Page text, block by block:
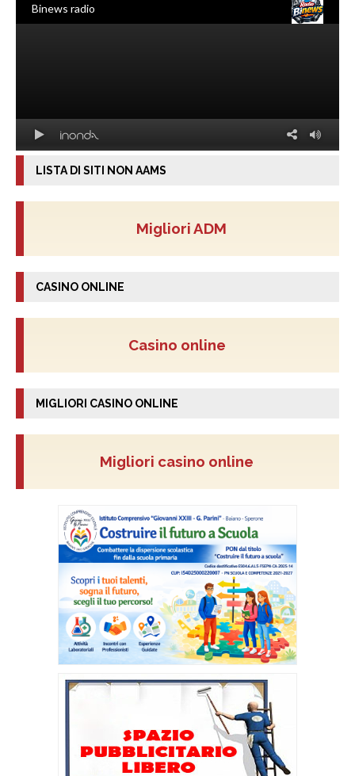
LISTA DI SITI NON AAMS
Migliori ADM
CASINO ONLINE
Casino online
MIGLIORI CASINO ONLINE
Migliori casino online